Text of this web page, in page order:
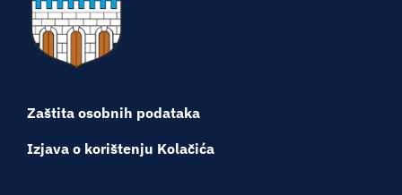
Zaštita osobnih podataka
Izjava o korištenju Kolačića